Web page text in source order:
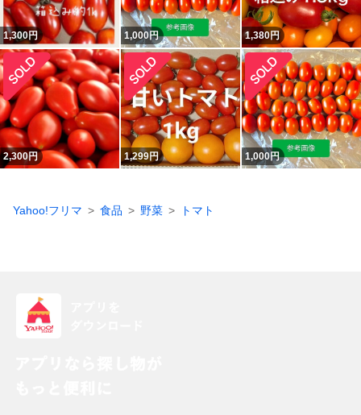
1,300円 1,000円 1,380円
2,300円 1,299円 1,000円
Yahoo!フリマ 食品 野菜 トマト